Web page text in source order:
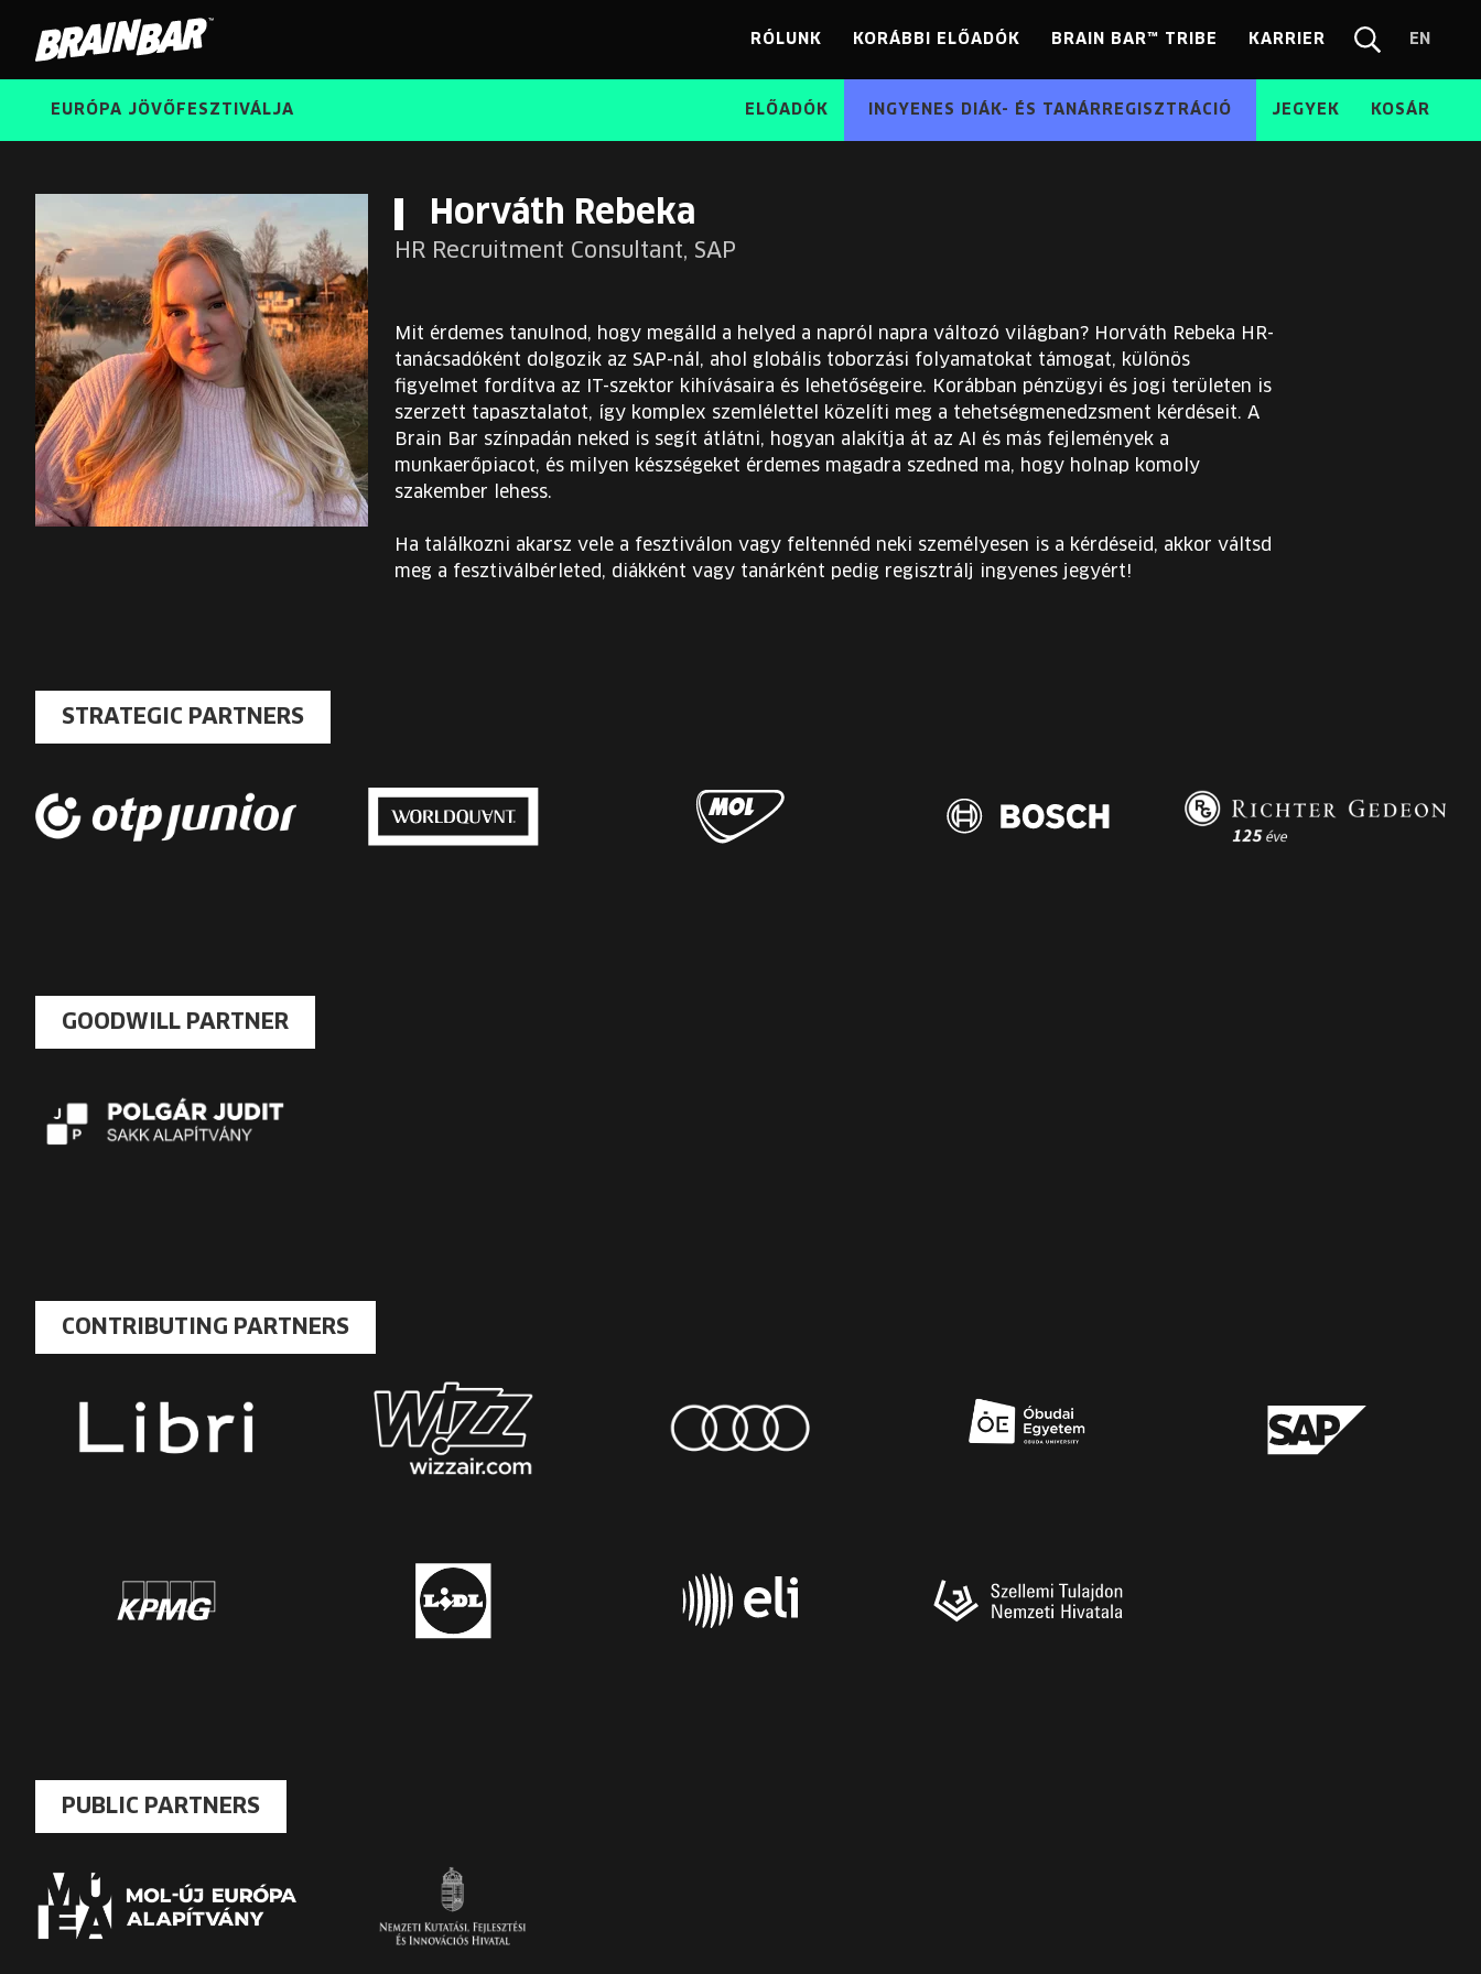
Bar
RÓLUNK KORÁBBI ELŐADÓK BRAIN BAR™ TRIBE KARRIER EN
EN
EURÓPA JÖVŐFESZTIVÁLJA ELŐADÓK INGYENES DIÁK- ÉS TANÁRREGISZTRÁCIÓ JEGYEK KOSÁR
Horváth Rebeka
HR Recruitment Consultant, SAP
Mit érdemes tanulnod, hogy megálld a helyed a napról napra változó világban? Horváth Rebeka HR-
tanácsadóként dolgozik az SAP-nál, ahol globális toborzási folyamatokat támogat, különös
figyelmet fordítva az IT-szektor kihívásaira és lehetőségeire. Korábban pénzügyi és jogi területen is
szerzett tapasztalatot, így komplex szemlélettel közelíti meg a tehetségmenedzsment kérdéseit. A
Brain Bar színpadán neked is segít átlátni, hogyan alakítja át az AI és más fejlemények a
munkaerőpiacot, és milyen készségeket érdemes magadra szedned ma, hogy holnap komoly
szakember lehess.
Ha találkozni akarsz vele a fesztiválon vagy feltennéd neki személyesen is a kérdéseid, akkor váltsd
meg a fesztiválbérleted, diákként vagy tanárként pedig regisztrálj ingyenes jegyért!
STRATEGIC PARTNERS
GOODWILL PARTNER
CONTRIBUTING PARTNERS
PUBLIC PARTNERS